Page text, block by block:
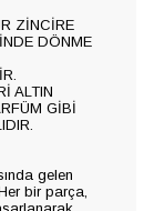
ZİNCİRE
DÖNME
ALTIN
GİBİ
gelen
bir parça,